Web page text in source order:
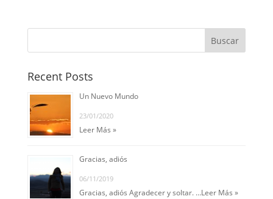
Recent Posts
Un Nuevo Mundo
23/01/2020
Leer Más »
Gracias, adiós
06/11/2019
Gracias, adiós Agradecer y soltar. …Leer Más »